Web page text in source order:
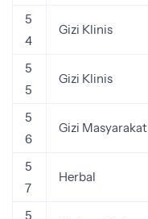
5
4
Gizi Klinis
5
5
Gizi Klinis
5
6
Gizi Masyarakat
5
7
Herbal
5